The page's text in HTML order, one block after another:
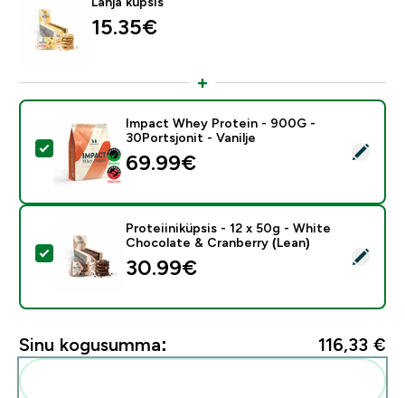
15.35€‎
Vali see toode - Impact Whey Protein - 900G -
Impact Whey Protein - 900G -
30Portsjonit - Vanilje
69.99€‎
Vali see toode - Proteiiniküpsis - 12 x 50g - White
Proteiiniküpsis - 12 x 50g - White
Chocolate & Cranberry (Lean)
30.99€‎
Sinu kogusumma: 116,33 €‎